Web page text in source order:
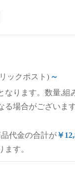
ックポスト) ～
なります。数量,組
る場合がございま
代金の合計が￥
ます。